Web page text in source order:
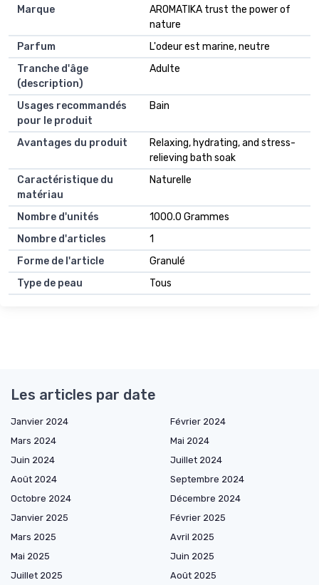
Marque
AROMATIKA trust the power of
nature
Parfum
L'odeur est marine, neutre
Tranche d'âge
(description)
Adulte
Usages recommandés
pour le produit
Bain
Avantages du produit
Relaxing, hydrating, and stress-
relieving bath soak
Caractéristique du
matériau
Naturelle
Nombre d'unités
1000.0 Grammes
Nombre d'articles
1
Forme de l'article
Granulé
Type de peau
Tous
Les articles par date
Janvier 2024
Février 2024
Mars 2024
Mai 2024
Juin 2024
Juillet 2024
Août 2024
Septembre 2024
Octobre 2024
Décembre 2024
Janvier 2025
Février 2025
Mars 2025
Avril 2025
Mai 2025
Juin 2025
Juillet 2025
Août 2025